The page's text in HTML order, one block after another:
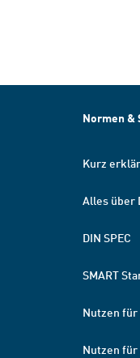
Normen &
Kurz
Alles über
DIN SPEC
SMART
Nutzen
Nutzen